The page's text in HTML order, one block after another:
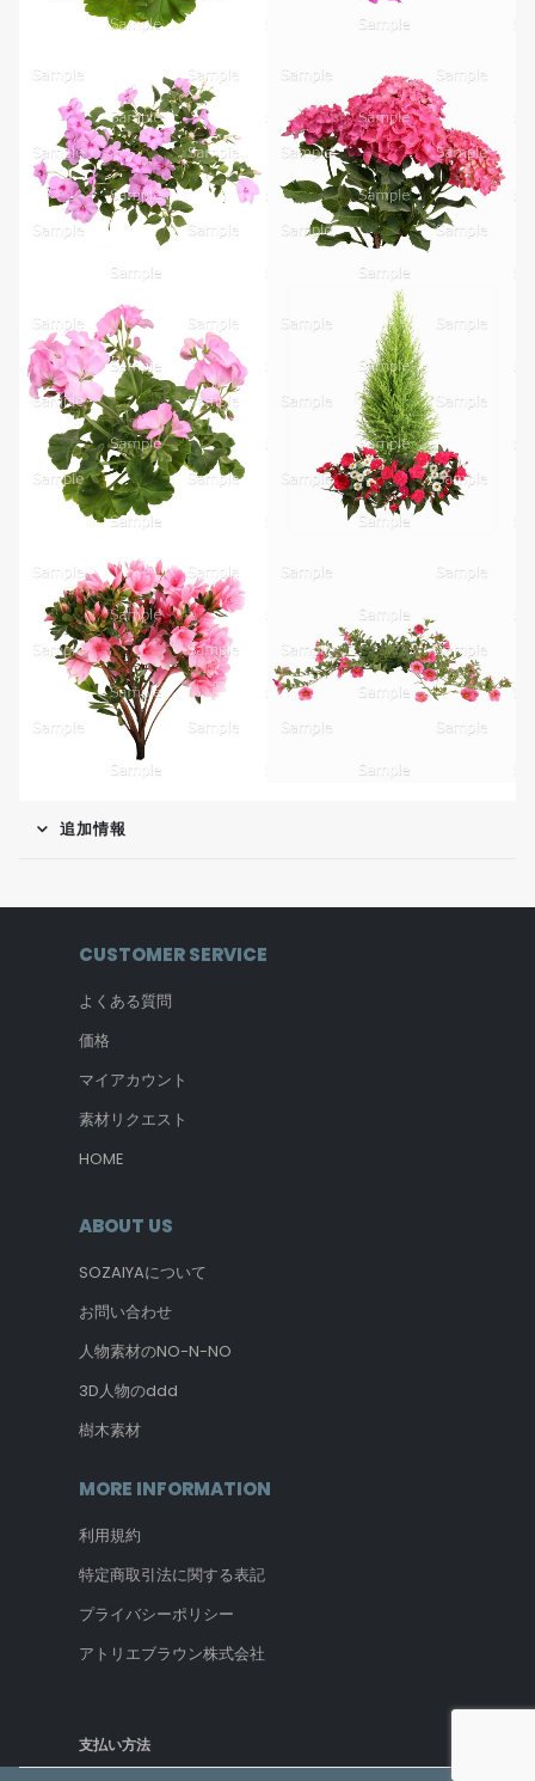
追加情報
CUSTOMER SERVICE
よくある質問
価格
マイアカウント
素材リクエスト
HOME
ABOUT US
SOZAIYAについて
お問い合わせ
人物素材のNO-N-NO
3D人物のddd
樹木素材
MORE INFORMATION
利用規約
特定商取引法に関する表記
プライバシーポリシー
アトリエブラウン株式会社
支払い方法